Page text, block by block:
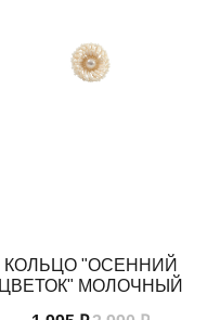
КОЛЬЦО "ОСЕННИЙ
ЦВЕТОК" МОЛОЧНЫЙ